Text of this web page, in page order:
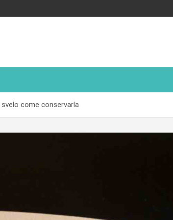
come conservarla